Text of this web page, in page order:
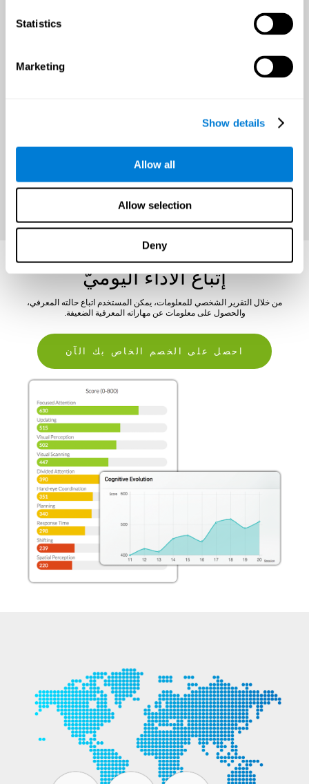
Statistics
Marketing
Show details
Allow all
Allow selection
Deny
خلال السنة الكاملة.
إنّه مهمّ أن تحدّد هدف محدّد قبل بداية التدريب لإبقاء الحافز وتحدّي العقل.
احصل على الخصم الخاص بك الآن
إتباع الأداء اليوميّ
من خلال التقرير الشخصي للمعلومات، يمكن المستخدم اتباع حالته المعرفي،
والحصول على معلومات عن مهاراته المعرفية الضعيفة.
احصل على الخصم الخاص بك الآن